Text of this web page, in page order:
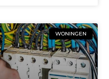
WONINGEN